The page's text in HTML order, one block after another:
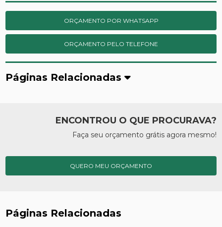
ORÇAMENTO POR WHATSAPP
ORÇAMENTO PELO TELEFONE
Páginas Relacionadas
ENCONTROU O QUE PROCURAVA?
Faça seu orçamento grátis agora mesmo!
QUERO MEU ORÇAMENTO
Páginas Relacionadas